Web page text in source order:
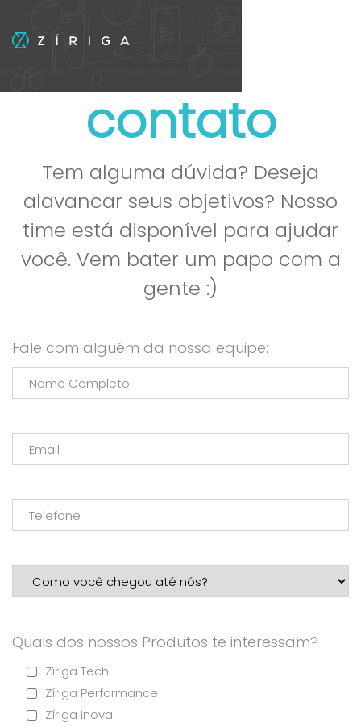
contato
Tem alguma dúvida? Deseja
alavancar seus objetivos? Nosso
time está disponível para ajudar
você. Vem bater um papo com a
gente :)
Fale com alguém da nossa equipe:
Quais dos nossos Produtos te interessam?
Zíriga Tech
Zíriga Performance
Zíriga Inova